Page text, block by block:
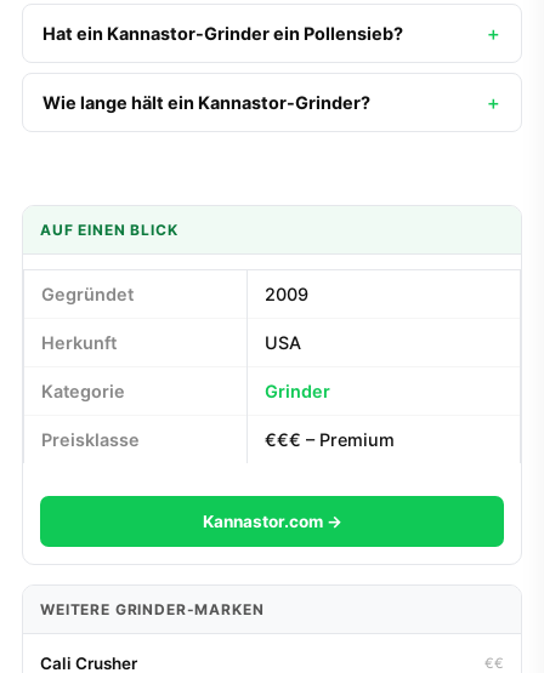
Hat ein Kannastor-Grinder ein Pollensieb?
Wie lange hält ein Kannastor-Grinder?
AUF EINEN BLICK
Gegründet 2009
Herkunft USA
Kategorie Grinder
Preisklasse €€€ – Premium
Kannastor.com →
WEITERE GRINDER-MARKEN
Cali Crusher €€